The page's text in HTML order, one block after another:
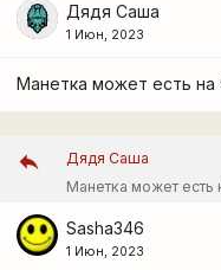
Дядя Саша
1 Июн, 2023
Манетка может есть на
Дядя Саша
Манетка может есть
Sasha346
1 Июн, 2023